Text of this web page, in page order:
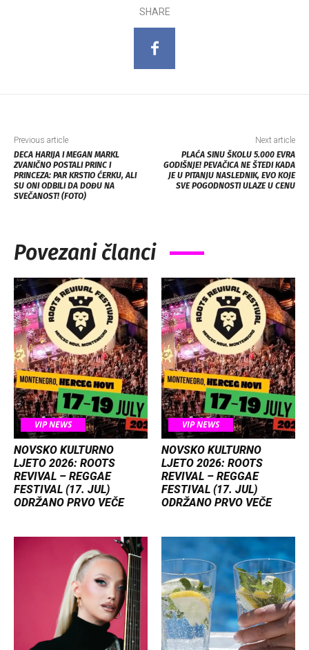
SHARE
Previous article
DECA HARIJA I MEGAN MARKL
ZVANIČNO POSTALI PRINC I
PRINCEZA: PAR KRSTIO ĆERKU, ALI
SU ONI ODBILI DA DOĐU NA
SVEČANOST! (FOTO)
Next article
PLAĆA SINU ŠKOLU 5.000 EVRA
GODIŠNJE! PEVAČICA NE ŠTEDI KADA
JE U PITANJU NASLEDNIK, EVO KOJE
SVE POGODNOSTI ULAZE U CENU
Povezani članci
VIP NEWS
NOVSKO KULTURNO
LJETO 2026: ROOTS
REVIVAL – REGGAE
FESTIVAL (17. JUL)
ODRŽANO PRVO VEČE
VIP NEWS
NOVSKO KULTURNO
LJETO 2026: ROOTS
REVIVAL – REGGAE
FESTIVAL (17. JUL)
ODRŽANO PRVO VEČE